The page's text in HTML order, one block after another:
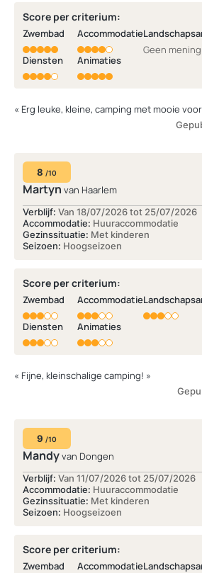
Score per criterium:
Zwembad Accommodatie
Geen mening
Diensten
Animaties
8 /10
Martyn van Haarlem
Verblijf: Van 18/07/2026 tot 25/07/2026
Accommodatie: Huuraccommodatie
Gezinssituatie: Met kinderen
Seizoen: Hoogseizoen
Score per criterium:
Zwembad Accommodatie
Diensten Animaties
« Fijne, kleinschalige camping! »
9 /10
Mandyvan Dongen
Verblijf: Van 11/07/2026 tot 25/07/2026
Accommodatie: Huuraccommodatie
Gezinssituatie: Met kinderen
Seizoen: Hoogseizoen
Score per criterium:
Zwembad Accommodatie